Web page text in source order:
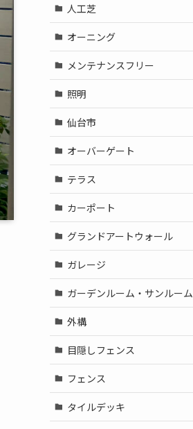
人工芝
オーニング
メンテナンスフリー
照明
仙台市
オーバーゲート
テラス
カーポート
グランドアートウォール
ガレージ
ガーデンルーム・サンルーム
外構
目隠しフェンス
フェンス
タイルデッキ